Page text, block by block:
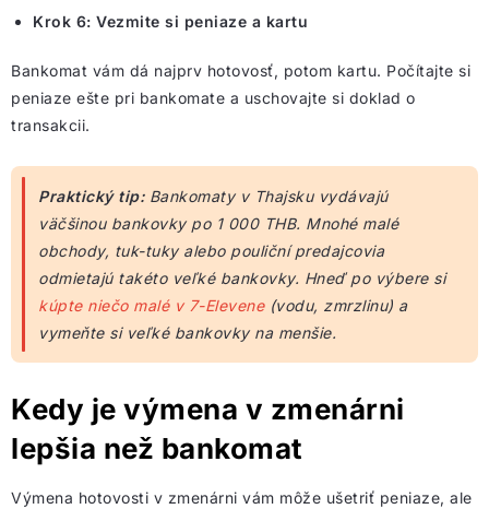
Krok 6: Vezmite si peniaze a kartu
Bankomat vám dá najprv hotovosť, potom kartu. Počítajte si
peniaze ešte pri bankomate a uschovajte si doklad o
transakcii.
Praktický tip:Bankomaty v Thajsku vydávajú
väčšinou bankovky po 1 000 THB. Mnohé malé
obchody, tuk-tuky alebo pouliční predajcovia
odmietajú takéto veľké bankovky. Hneď po výbere si
kúpte niečo malé v 7-Elevene(vodu, zmrzlinu) a
vymeňte si veľké bankovky na menšie.
Kedy je výmena v zmenárni
lepšia než bankomat
Výmena hotovosti v zmenárni vám môže ušetriť peniaze, ale